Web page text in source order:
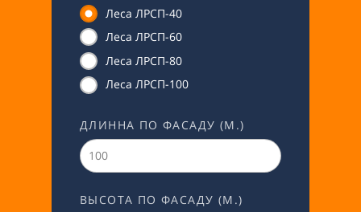
Леса ЛРСП-40
Леса ЛРСП-60
Леса ЛРСП-80
Леса ЛРСП-100
ДЛИННА ПО ФАСАДУ (М.)
ВЫСОТА ПО ФАСАДУ (М.)